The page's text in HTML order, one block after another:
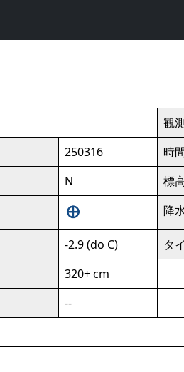
観
250316 時
N 標
降
-2.9 (do C) タ
320+ cm
--